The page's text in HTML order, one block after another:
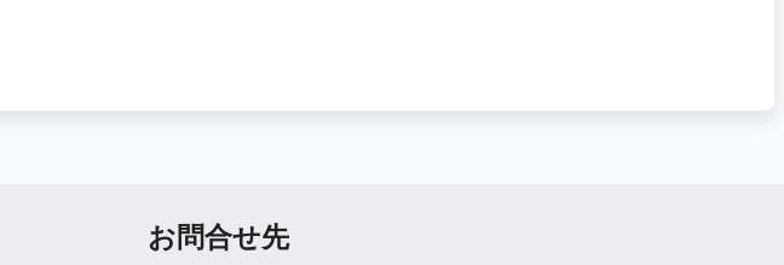
お問合せ先